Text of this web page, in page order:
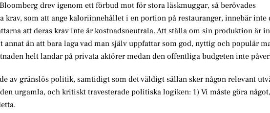
drev igenom ett förbud mot för stora läskmuggar, så berövades
krav, som att ange kaloriinnehållet i en portion på restauranger, innebär inte
att deras krav inte är kostnadsneutrala. Att ställa om sin produktion är
än att bara laga vad man själv uppfattar som god, nyttig och populär
helt landar på privata aktörer medan den offentliga budgeten inte
av gränslös politik, samtidigt som det väldigt sällan sker någon relevant
urgamla, och kritiskt travesterade politiska logiken: 1) Vi måste göra